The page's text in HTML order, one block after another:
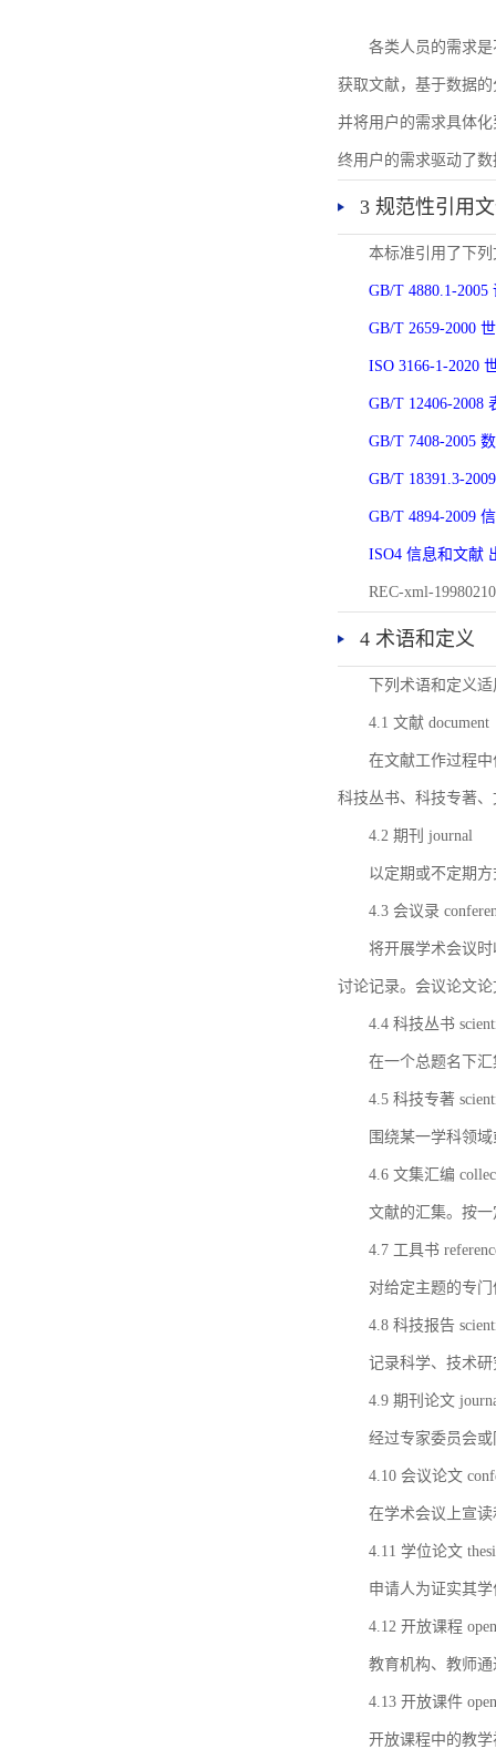
各类人员的需求
获取文献，基于数据
并将用户的需求具体
终用户的需求驱动了
3 规范性引用
本标准引用了下
GB/T 4880.1-
GB/T 2659-2000
ISO 3166-1-2020
GB/T 12406-2008
GB/T 7408-2005
GB/T 18391.3-
GB/T 4894-2009
ISO4 信息和文献
REC-xml-
4 术语和定义
下列术语和定义
4.1 文献 document
在文献工作过程
科技丛书、科技专著
4.2 期刊 journal
以定期或不定期
4.3 会议录
将开展学术会议
讨论记录。会议论文
4.4 科技丛书
在一个总题名下
4.5 科技专著
围绕某一学科领
4.6 文集汇编
文献的汇集。按
4.7 工具书
对给定主题的专
4.8 科技报告
记录科学、技术
4.9 期刊论文
经过专家委员会
4.10 会议论文
在学术会议上宣
4.11 学位论文
申请人为证实其
4.12 开放课程
教育机构、教师
4.13 开放课件
开放课程中的教